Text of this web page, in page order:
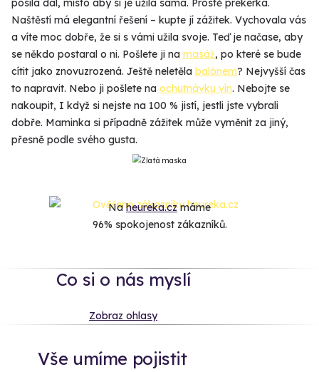
posílá dál, místo aby si je užila sama. Prostě prekérka.
Naštěstí má elegantní řešení – kupte jí zážitek. Vychovala vás
a víte moc dobře, že si s vámi užila svoje. Teď je načase, aby
se někdo postaral o ni. Pošlete ji na masáž, po které se bude
cítit jako znovuzrozená. Ještě neletěla balónem? Nejvyšší čas
to napravit. Nebo ji pošlete na ochutnávku vín. Nebojte se
nakoupit, I když si nejste na 100 % jistí, jestli jste vybrali
dobře. Maminka si případně zážitek může vyměnit za jiný,
přesně podle svého gusta.
Naheureka.czmáme
96% spokojenost zákazníků.
Co si o nás myslí
Zobraz ohlasy
Vše umíme pojistit